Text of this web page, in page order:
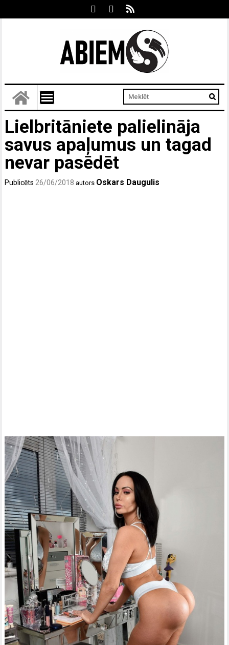
Lielbritāniete palielināja
savus apaļumus un tagad
nevar pasēdēt
Publicēts 26/06/2018 autors Oskars Daugulis